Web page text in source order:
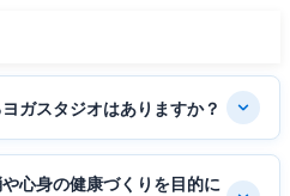
ガスタジオはありますか？
心身の健康づくりを目的に